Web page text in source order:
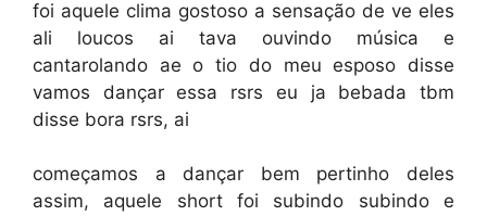
foi aquele clima gostoso a sensação de ve eles
ali loucos ai tava ouvindo música e
cantarolando ae o tio do meu esposo disse
vamos dançar essa rsrs eu ja bebada tbm
disse bora rsrs, ai
começamos a dançar bem pertinho deles
assim, aquele short foi subindo subindo e